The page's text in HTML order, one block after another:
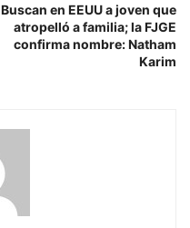
Buscan en EEUU a joven que
atropelló a familia; la FJGE
confirma nombre: Natham
Karim